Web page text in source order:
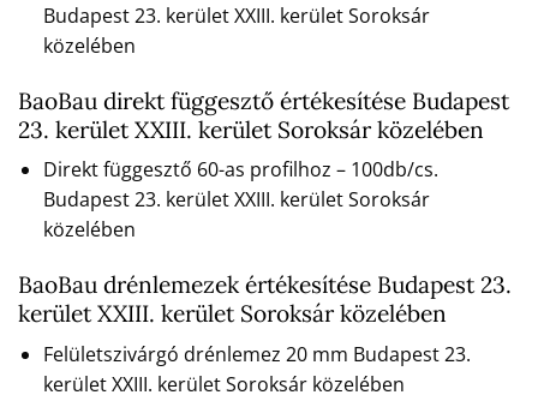
Budapest 23. kerület XXIII. kerület Soroksár
közelében
BaoBau direkt függesztő értékesítése Budapest
23. kerület XXIII. kerület Soroksár közelében
Direkt függesztő 60-as profilhoz – 100db/cs.
Budapest 23. kerület XXIII. kerület Soroksár
közelében
BaoBau drénlemezek értékesítése Budapest 23.
kerület XXIII. kerület Soroksár közelében
Felületszivárgó drénlemez 20 mm Budapest 23.
kerület XXIII. kerület Soroksár közelében